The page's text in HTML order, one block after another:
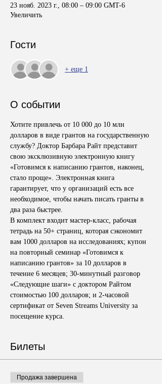
23 нояб. 2023 г., 08:00 – 09:00 GMT-6
Увеличить
Гости
+ еще 1
О событии
Хотите привлечь от 10 000 до 10 млн
долларов в виде грантов на государственную
службу? Доктор Барбара Райт представит
свою эксклюзивную электронную книгу
«Готовимся к написанию грантов, наконец,
стало проще». Электронная книга
гарантирует, что у организаций есть все
необходимое, чтобы начать писать гранты в
два раза быстрее.
В комплект входит мастер-класс, рабочая
тетрадь на 50+ страниц, которая сэкономит
вам 1000 долларов на исследованиях; купон
на повторный семинар «Готовимся к
написанию грантов» за 10 долларов в
течение 6 месяцев; 30-минутный разговор
«Следующие шаги» с доктором Райтом
стоимостью 100 долларов; и 2-часовой
сертификат от Seven Streams University за
посещение курса.
Билеты
Продажа завершена